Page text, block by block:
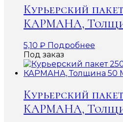
Курьерский
КАРМАНА,
5,10 ₽ Подробнее
Под заказ
Курьерский
КАРМАНА,